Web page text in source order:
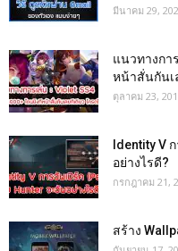
มีนาคม 29,
แนวทางกา
หน้าสั่นกันเ
ตุลาคม 23,
Identity V
อย่างไรดี?
กรกฎาคม 21,
สร้าง